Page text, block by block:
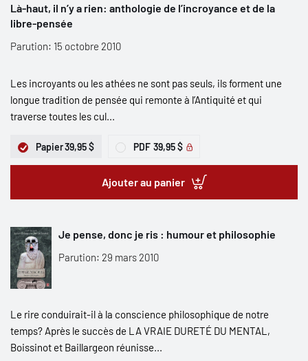
Là-haut, il n’y a rien: anthologie de l’incroyance et de la
libre-pensée
Parution: 15 octobre 2010
Les incroyants ou les athées ne sont pas seuls, ils forment une
longue tradition de pensée qui remonte à l’Antiquité et qui
traverse toutes les cul...
Papier39,95 $ PDF 39,95 $
Ajouter au panier
Je pense, donc je ris : humour et philosophie
Parution: 29 mars 2010
Le rire conduirait-il à la conscience philosophique de notre
temps? Après le succès de LA VRAIE DURETÉ DU MENTAL,
Boissinot et Baillargeon réunisse...